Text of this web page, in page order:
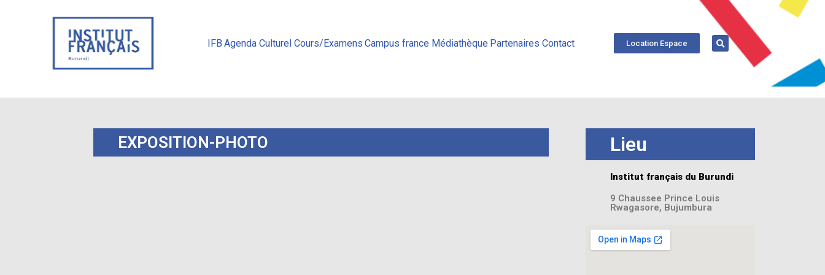
IFB Agenda Culturel Cours/Examens Campus france Médiathèque Partenaires Contact Location Espace
EXPOSITION-PHOTO Lieu
Institut français du Burundi
9 Chaussee Prince Louis
Rwagasore, Bujumbura